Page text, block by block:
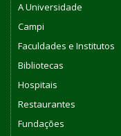
A Universidade
Campi
Faculdades e Institutos
Bibliotecas
Hospitais
Restaurantes
Fundações